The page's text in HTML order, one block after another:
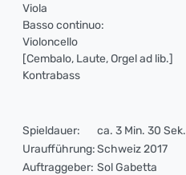
Viola
Basso continuo:
Violoncello
[Cembalo, Laute, Orgel ad lib.]
Kontrabass
Spieldauer:
ca. 3 Min. 30 Sek.
Uraufführung:Schweiz 2017
Auftraggeber: Sol Gabetta